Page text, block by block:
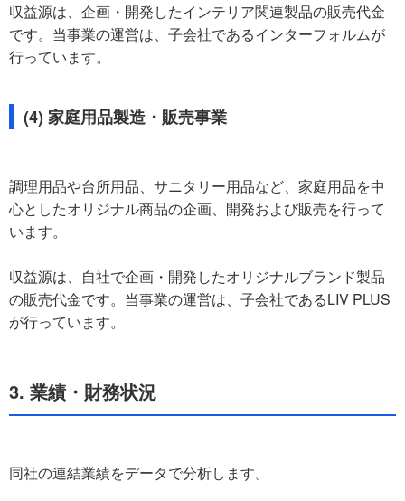
収益源は、企画・開発したインテリア関連製品の販売代金
です。当事業の運営は、子会社であるインターフォルムが
行っています。
(4) 家庭用品製造・販売事業
調理用品や台所用品、サニタリー用品など、家庭用品を中
心としたオリジナル商品の企画、開発および販売を行って
います。
収益源は、自社で企画・開発したオリジナルブランド製品
の販売代金です。当事業の運営は、子会社であるLIV PLUS
が行っています。
3. 業績・財務状況
同社の連結業績をデータで分析します。